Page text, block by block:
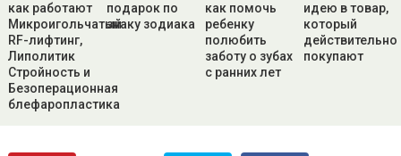
как работают
Микроигольчатый
RF-лифтинг,
Липолитик
Стройность и
Безоперационная
блефаропластика
подарок по
знаку зодиака
как помочь
ребенку
полюбить
заботу о зубах
с ранних лет
идею в товар,
который
действительно
покупают